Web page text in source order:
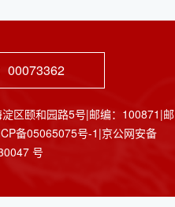
00073362
区颐和园路5号|邮编：100871|邮
备05065075号-1|京公网安备
号